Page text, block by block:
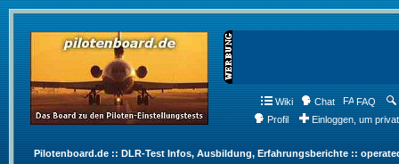
Wiki Chat FAQ
Profil
Einloggen, um
Pilotenboard.de :: DLR-Test Infos, Ausbildung, Erfahrungsberichte ::